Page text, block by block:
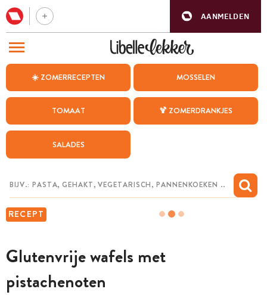
AANMELDEN
☀️ ZOMERRECEPTEN MOSSELEN
TOMAAT 🍹 ZOMERDRANKJES
SALADES
RECEPT
Glutenvrije wafels met
pistachenoten
BEZOEK ONZE ANDERE WEBSITES
WEEKMENU
CHAT MET MAIA
MIJN BEWAARDE RECEPTEN